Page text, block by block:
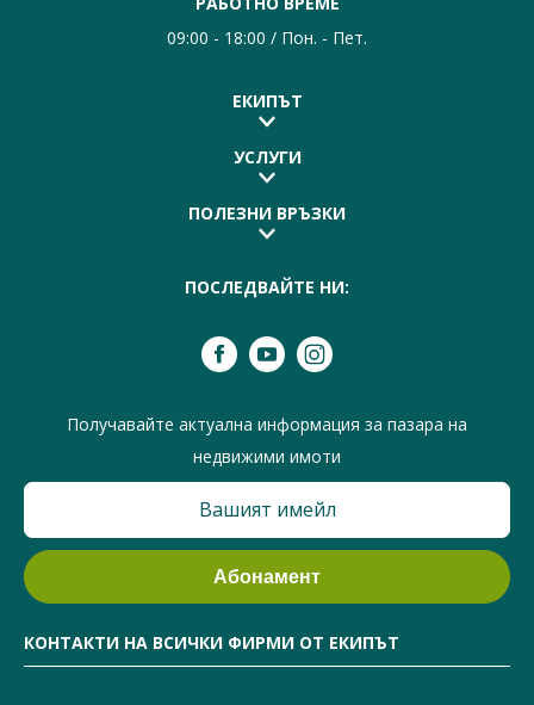
09:00 - 18:00 / Пон. - Пет.
ЕКИПЪТ
УСЛУГИ
ПОЛЕЗНИ ВРЪЗКИ
ПОСЛЕДВАЙТЕ НИ:
Получавайте актуална информация за пазара на
недвижими имоти
КОНТАКТИ НА ВСИЧКИ ФИРМИ ОТ ЕКИПЪТ